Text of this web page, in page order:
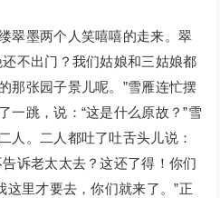
墨两个人笑嘻嘻的走来。翠
不出门？我们姑娘和三姑娘都
那张园子景儿呢。”雪雁连忙摆
一跳，说：“这是什么原故？”雪
人。二人都吐了吐舌头儿说：
诉老太太去？这还了得！你们
这里才要去，你们就来了。”正